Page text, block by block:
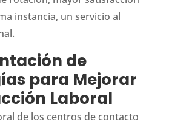
instancia, un servicio al
de
para Mejorar
Laboral
de los centros de contacto